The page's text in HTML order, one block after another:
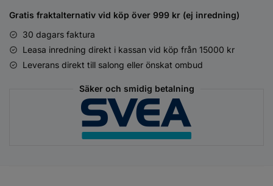
Gratis fraktalternativ vid köp över 999 kr (ej inredning)
30 dagars faktura
Leasa inredning direkt i kassan vid köp från 15000 kr
Leverans direkt till salong eller önskat ombud
Säker och smidig betalning